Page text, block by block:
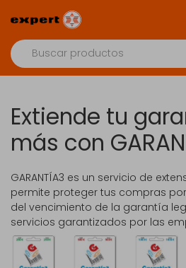
Extiende tu
más con
GARANTÍA3 es un servicio de
permite proteger tus compras
del vencimiento de la garantía
servicios garantizados por las